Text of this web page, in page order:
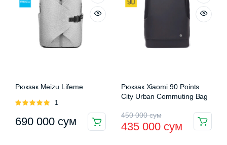
Опции
можно
Опции
можно
выбрать
Рюкзак Meizu Lifeme
Оценка
1
690 000 сум
Этот
Рюкзак Xiaomi 90 Points
City Urban Commuting Bag
450 000сум
Первоначальная
цена
435 000 сум
Текущая
цена: